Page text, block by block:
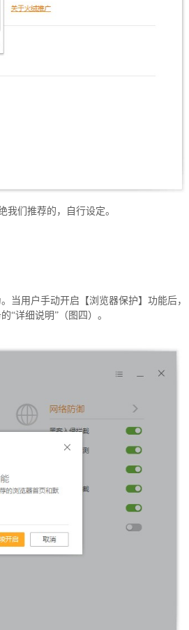
我们推荐的，自行设定。
用户手动开启【浏览器保护】功能后，
“详细说明”（图四）。